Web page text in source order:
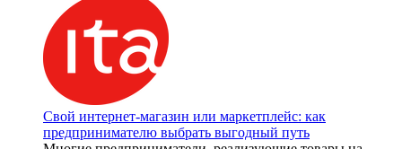
Свой интернет-магазин или маркетплейс: как
предпринимателю выбрать выгодный путь